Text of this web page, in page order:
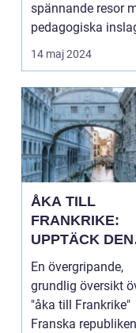
spännande resor
pedagogiska
d...
14 maj 2024
ÅKA TILL
FRANKRIKE:
UPPTÄCK DEN
MÅNGFALDIGA
SKÖNHETEN
En övergripande,
grundlig översikt
"åka till Frankrike"
Franska